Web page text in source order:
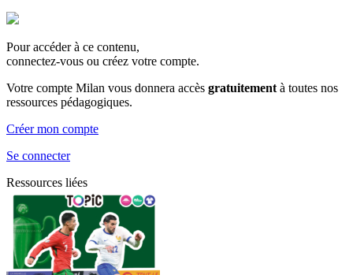
Pour accéder à ce contenu,
connectez-vous ou créez votre compte.
Votre compte Milan vous donnera accès gratuitement à toutes nos
ressources pédagogiques.
Créer mon compte
Se connecter
Ressources liées